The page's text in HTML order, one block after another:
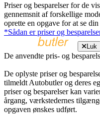
Priser og besparelser for de
gennemsnit af forskellige
oprette en opgave for at se
*Sådan er priser og
Luk
De anvendte pris- og
De oplyste priser og
tilmeldt Autobutler og deres
priser og besparelser kan
årgang, værkstedernes
opgaven ønskes udført.